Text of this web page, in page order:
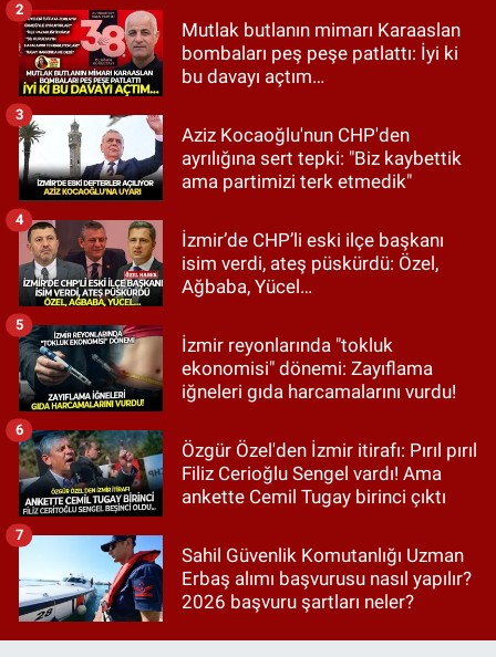
Mutlak butlanın mimarı Karaaslan
bombaları peş peşe patlattı: İyi ki
bu davayı açtım…
2
Aziz Kocaoğlu'nun CHP'den
ayrılığına sert tepki: "Biz kaybettik
ama partimizi terk etmedik"
3
İzmir’de CHP’li eski ilçe başkanı
isim verdi, ateş püskürdü: Özel,
Ağbaba, Yücel…
4
İzmir reyonlarında "tokluk
ekonomisi" dönemi: Zayıflama
iğneleri gıda harcamalarını vurdu!
5
Özgür Özel'den İzmir itirafı: Pırıl pırıl
Filiz Cerioğlu Sengel vardı! Ama
ankette Cemil Tugay birinci çıktı
6
Sahil Güvenlik Komutanlığı Uzman
Erbaş alımı başvurusu nasıl yapılır?
2026 başvuru şartları neler?
7